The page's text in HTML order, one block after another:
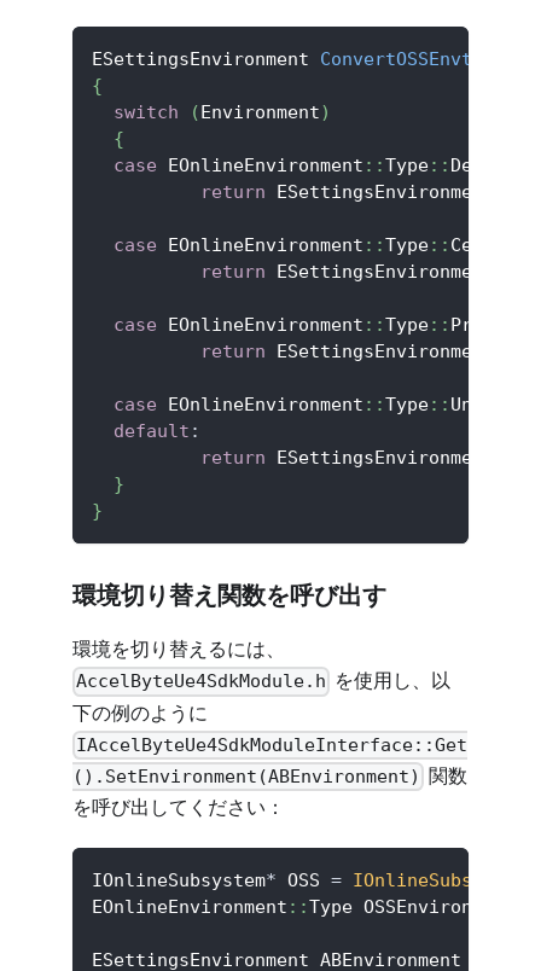
ESettingsEnvironment ConvertOSSEnvtoABEnv
{
switch
( Environment)
{
case EOnlineEnvironment ::Type::
return ESettingsEnvironment
case EOnlineEnvironment ::Type::
return ESettingsEnvironment
case EOnlineEnvironment ::Type::
return ESettingsEnvironment
case EOnlineEnvironment ::Type:: Unknown
default :
return ESettingsEnvironment
}
}
環境切り替え関数を呼び出す
環境を切り替えるには、
AccelByteUe4SdkModule.h を使用し、以
下の例のように
IAccelByteUe4SdkModuleInterface::Get
().SetEnvironment(ABEnvironment) 関数
を呼び出してください：
IOnlineSubsystem* OSS = IOnlineSubsystem
EOnlineEnvironment ::Type OSSEnvironment
ESettingsEnvironment ABEnvironment